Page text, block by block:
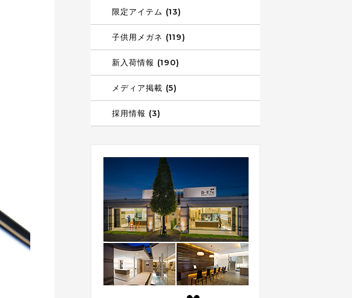
限定アイテム (13)
子供用メガネ (119)
新入荷情報 (190)
メディア掲載 (5)
採用情報 (3)